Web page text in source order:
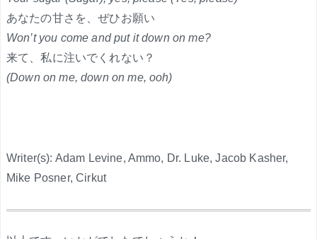
あなたの甘さを、ぜひお願い
Won’t you come and put it down on me?
来て、私に注いでくれない？
(Down on me, down on me, ooh)
Writer(s): Adam Levine, Ammo, Dr. Luke, Jacob Kasher,
Mike Posner, Cirkut